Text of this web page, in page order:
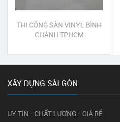
THI CÔNG SÀN VINYL BÌNH
CHÁNH TPHCM
XÂY DỰNG SÀI GÒN
UY TÍN - CHẤT LƯỢNG - GIÁ RẺ